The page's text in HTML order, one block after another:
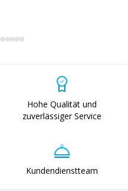
Hohe Qualität und
zuverlässiger Service
Kundendienstteam